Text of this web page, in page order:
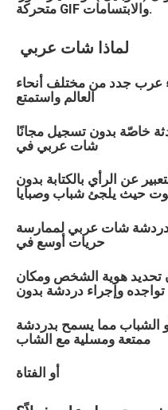
متحركة GIF والابتسامات.
لماذا شات عربي
عرب جدد من مختلف أنحاء
العالم واستمتع
خاصّة بدون تسجيل مجانًا
شات عربي في
عن الرأي بالكتابة بدون
حيث يلجئ شباب وصبايا
دردشة شات عربي لممارسة
حريات أوسع في
تحديد هوية الشخص ومكان
تواجده وإجراء دردشة بدون
الشباب مما يسمح بدردشة
ممتعة ومسلية مع الشاب
أو الفتاة